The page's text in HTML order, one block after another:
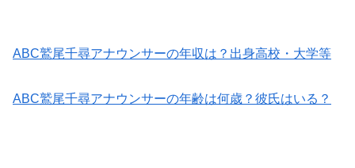
ABC鷲尾千尋アナウンサーの年収は？出身高校・大学等
ABC鷲尾千尋アナウンサーの年齢は何歳？彼氏はいる？